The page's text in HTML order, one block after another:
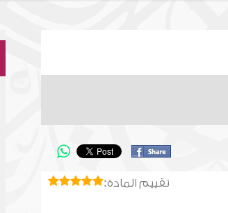
تقييم المادة: